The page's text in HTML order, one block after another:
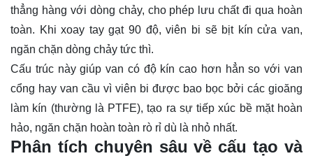
thẳng hàng với dòng chảy, cho phép lưu chất đi qua hoàn
toàn. Khi xoay tay gạt 90 độ, viên bi sẽ bịt kín cửa van,
ngăn chặn dòng chảy tức thì.
Cấu trúc này giúp van có độ kín cao hơn hẳn so với van
cổng hay van cầu vì viên bi được bao bọc bởi các gioăng
làm kín (thường là PTFE), tạo ra sự tiếp xúc bề mặt hoàn
hảo, ngăn chặn hoàn toàn rò rỉ dù là nhỏ nhất.
Phân tích chuyên sâu về cấu tạo và